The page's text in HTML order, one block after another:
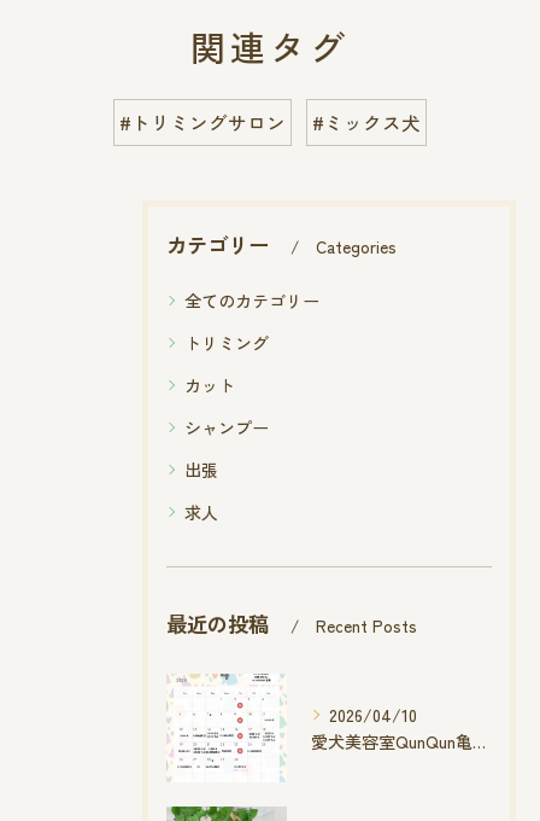
関連タグ
#トリミングサロン #ミックス犬
カテゴリー Categories
全てのカテゴリー
トリミング
カット
シャンプー
出張
求人
最近の投稿 Recent Posts
2026/04/10
愛犬美容室QunQun亀山エコー店